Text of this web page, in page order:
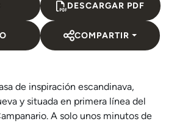
DESCARGAR PDF
COMPARTIR
de inspiración escandinava,
y situada en primera línea del
A solo unos minutos de